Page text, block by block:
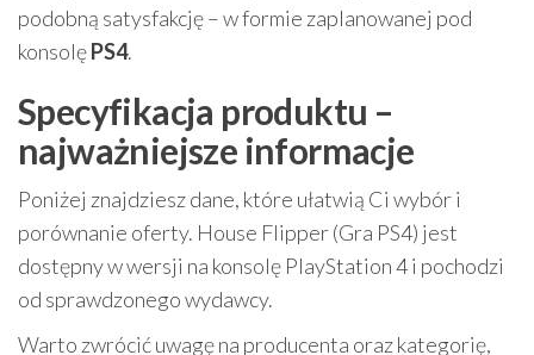
podobną satysfakcję – w formie zaplanowanej pod
konsolęPS4.
Specyfikacja produktu –
najważniejsze informacje
Poniżej znajdziesz dane, które ułatwią Ci wybór i
porównanie oferty. House Flipper (Gra PS4) jest
dostępny w wersji na konsolę PlayStation 4 i pochodzi
od sprawdzonego wydawcy.
Warto zwrócić uwagę na producenta oraz kategorię,